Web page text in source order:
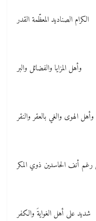
الكرام الصناديد المعظّمة القدر
وأهل المزايا والفضائل والبر
وأهل الهوى والغي بالعقر والنقر
رغم أنف الحاسدين ذوي المكر
شديد على أهل الغوايةَ والكفر